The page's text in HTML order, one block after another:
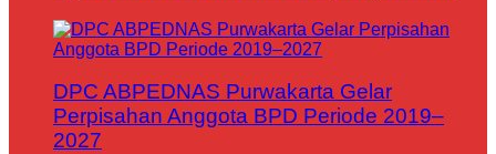
DPC ABPEDNAS Purwakarta Gelar
Perpisahan Anggota BPD Periode 2019–
2027